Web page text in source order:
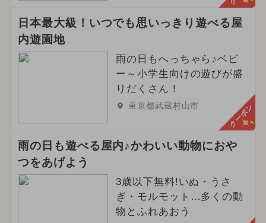
日本最大級！いつでも思いっきり遊べる屋
内遊園地
雨の日もへっちゃら♪ベビ
ー～小学生向けの遊びが盛
りだくさん！
東京都武蔵村山市 クーポン
雨の日も遊べる屋内♪かわいい動物におや
つをあげよう
3歳以下無料!いぬ・うさ
ぎ・モルモット…多くの動
物とふれあおう